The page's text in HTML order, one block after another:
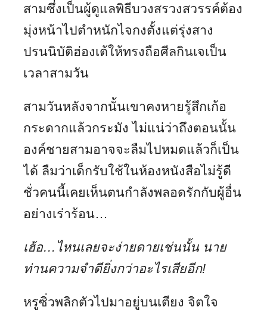
สามซึ่งเป็นผู้ดูแลพิธีบวงสรวงสวรรค์ต้อง
มุ่งหน้าไปตำหนักไจกงตั้งแต่รุ่งสาง
ปรนนิบัติฮ่องเต้ให้ทรงถือศีลกินเจเป็น
เวลาสามวัน
สามวันหลังจากนั้นเขาคงหายรู้สึกเก้อ
กระดากแล้วกระมัง ไม่แน่ว่าถึงตอนนั้น
องค์ชายสามอาจจะลืมไปหมดแล้วก็เป็น
ได้ ลืมว่าเด็กรับใช้ในห้องหนังสือไม่รู้ดี
ชั่วคนนี้เคยเห็นตนกำลังพลอดรักกับผู้อื่น
อย่างเร่าร้อน…
เฮ้อ…ไหนเลยจะง่ายดายเช่นนั้น นาย
ท่านความจำดียิ่งกว่าอะไรเสียอีก!
หรูซิ่วพลิกตัวไปมาอยู่บนเตียง จิตใจ